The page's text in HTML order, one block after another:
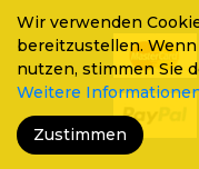
Wir verwenden
bereitzustellen.
nutzen, stimmen Sie
Weitere
Zustimmen